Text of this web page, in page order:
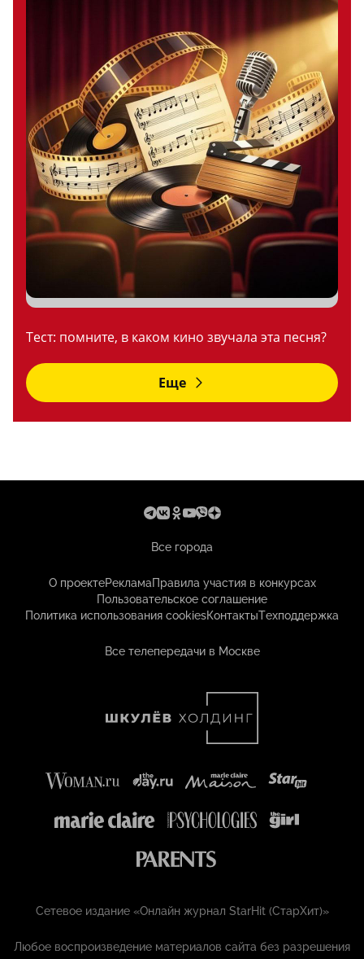
Тест: помните, в каком кино звучала эта песня?
Еще
Все города
О проектеРекламаПравила участия в конкурсах
Пользовательское соглашение
Политика использования cookiesКонтактыТехподдержка
Все телепередачи в Москве
Сетевое издание «Онлайн журнал StarHit (СтарХит)»
Любое воспроизведение материалов сайта без разрешения